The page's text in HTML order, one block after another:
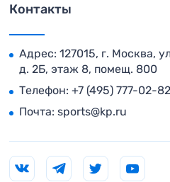
Контакты
Адрес: 127015, г. Москва,
д. 2Б, этаж 8, помещ. 800
Телефон: +7 (495) 777-02-82
Почта: sports@kp.ru